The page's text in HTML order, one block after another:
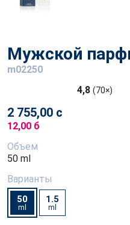
Мужской
m02250
4,8 (70×)
2 755,00 с
12,00 б
Объем
50 ml
Варианты
50
ml
1.5
ml